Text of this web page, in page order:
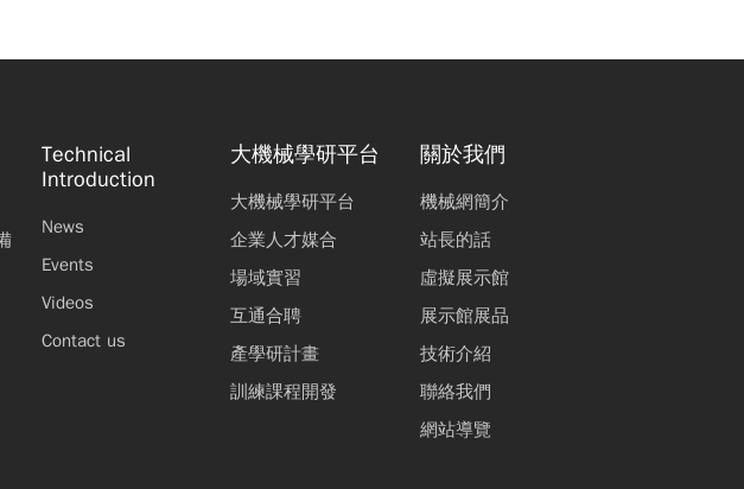
Technical
Introduction
News
Events
Videos
Contact us
大機械學研平台
大機械學研平台
企業人才媒合
場域實習
互通合聘
產學研計畫
訓練課程開發
關於我們
機械網簡介
站長的話
虛擬展示館
展示館展品
技術介紹
聯絡我們
網站導覽